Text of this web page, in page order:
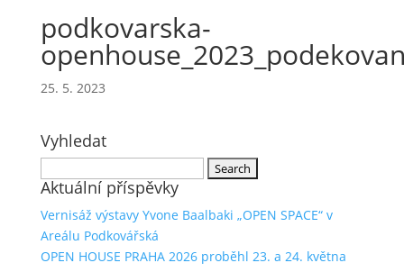
podkovarska-
25. 5. 2023
Vyhledat
for:
Aktuální příspěvky
Vernisáž výstavy Yvone Baalbaki „OPEN SPACE“ v
Areálu Podkovářská
OPEN HOUSE PRAHA 2026 proběhl 23. a 24. května